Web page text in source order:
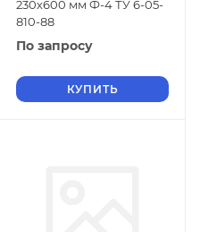
230х600 мм Ф-4 ТУ 6-05-
810-88
По запросу
КУПИТЬ